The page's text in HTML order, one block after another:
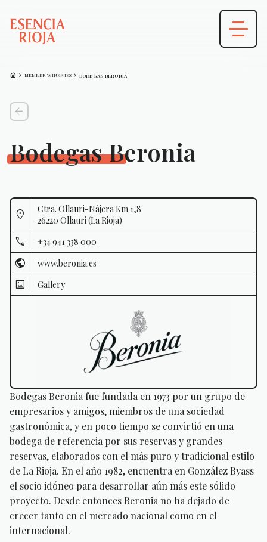
HOME CHEVRON_FORWARD MEMBER WINERIES CHEVRON_FORWARD BODEGAS BERONIA
arrow_back
Bodegas Beronia
Ctra. Ollauri-Nájera Km 1,8
26220 Ollauri (La Rioja)
+34 941 338 000
www.beronia.es
Gallery
Bodegas Beronia fue fundada en 1973 por un grupo de
empresarios y amigos, miembros de una sociedad
gastronómica, y en poco tiempo se convirtió en una
bodega de referencia por sus reservas y grandes
reservas, elaborados con el más puro y tradicional estilo
de La Rioja. En el año 1982, encuentra en González Byass
el socio idóneo para desarrollar aún más este sólido
proyecto. Desde entonces Beronia no ha dejado de
crecer tanto en el mercado nacional como en el
internacional.